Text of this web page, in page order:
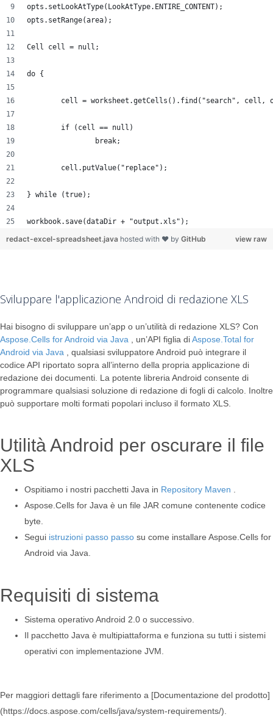
opts.setLookAtType(LookAtType.ENTIRE_CONTENT);
opts.setRange(area);
Cell cell = null;
do {
cell = worksheet.getCells().find("search", cell,
	if (cell == null)
		break;
	cell.putValue("replace");
} while (true);
workbook.save(dataDir + "output.xls");
view raw
redact-excel-spreadsheet.java hosted with ❤ by GitHub
Sviluppare l'applicazione Android di redazione XLS
Hai bisogno di sviluppare un’app o un’utilità di redazione XLS? Con
Aspose.Cells for Android via Java , un’API figlia diAspose.Total for
Android via Java , qualsiasi sviluppatore Android può integrare il
codice API riportato sopra all’interno della propria applicazione di
redazione dei documenti. La potente libreria Android consente di
programmare qualsiasi soluzione di redazione di fogli di calcolo. Inoltre
può supportare molti formati popolari incluso il formato XLS.
Utilità Android per oscurare il file
XLS
Ospitiamo i nostri pacchetti Java in Repository Maven
Aspose.Cells for Java è un file JAR comune contenente codice
byte.
Segui istruzioni passo passo su come installare Aspose.Cells for
Android via Java.
Requisiti di sistema
Sistema operativo Android 2.0 o successivo.
Il pacchetto Java è multipiattaforma e funziona su tutti i sistemi
operativi con implementazione JVM.
Per maggiori dettagli fare riferimento a [Documentazione del prodotto]
(https://docs.aspose.com/cells/java/system-requirements/).